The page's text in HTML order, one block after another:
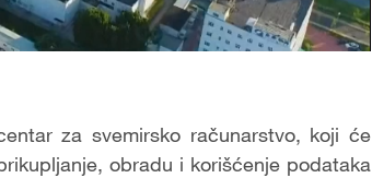
za svemirsko računarstvo, koji će
obradu i korišćenje podataka